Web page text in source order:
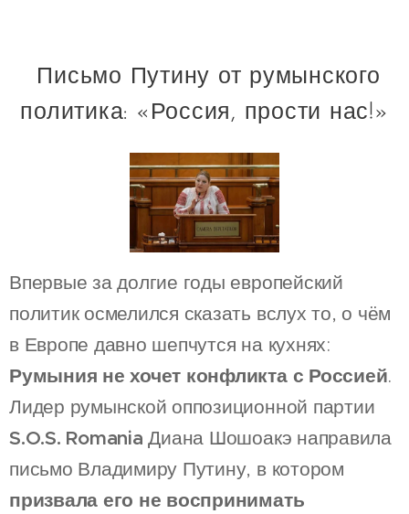
Письмо Путину от румынского
политика: «Россия, прости нас!»
Впервые за долгие годы европейский
политик осмелился сказать вслух то, о чём
в Европе давно шепчутся на кухнях:
Румыния не хочет конфликта с Россией.
Лидер румынской оппозиционной партии
S.O.S. Romania Диана Шошоакэ направила
письмо Владимиру Путину, в котором
призвала его не воспринимать